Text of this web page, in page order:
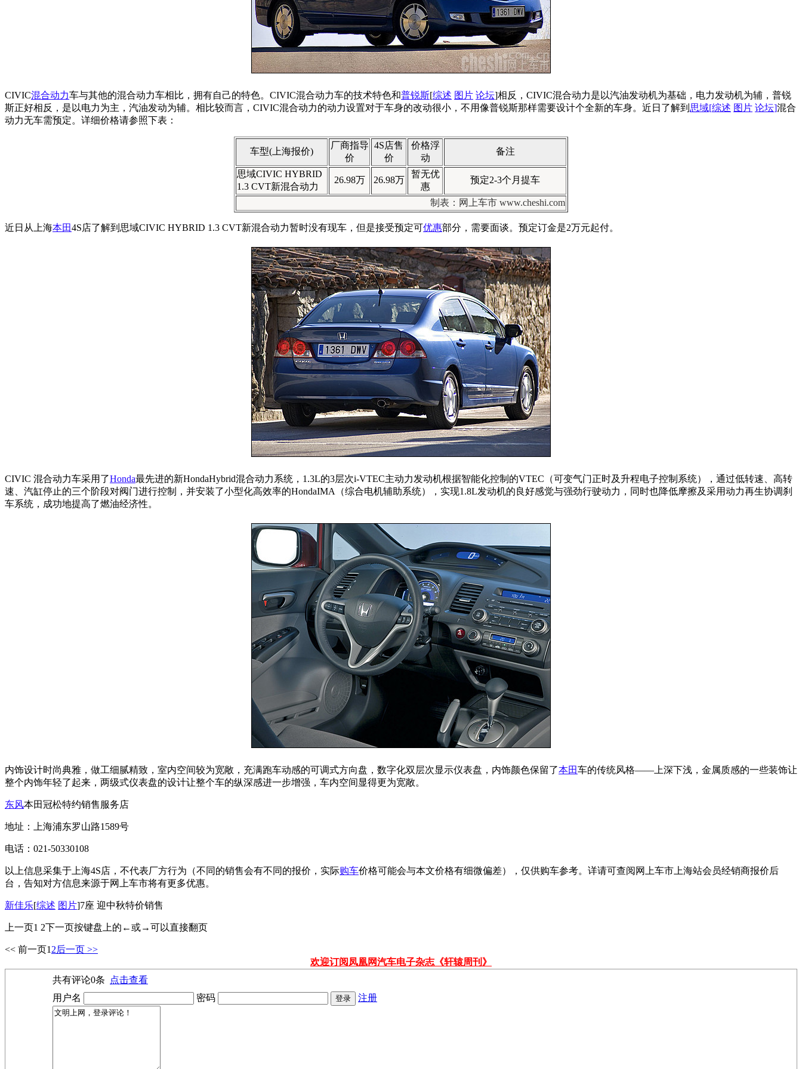
CIVIC混合动力车与其他的混合动力车相比，拥有自己的特色。CIVIC混合动力车的技术特色和普锐斯[综述 图片 论坛]相反，CIVIC混合动力是以汽油发动机为基础，电力发动机为辅，普锐
斯正好相反，是以电力为主，汽油发动为辅。相比较而言，CIVIC混合动力的动力设置对于车身的改动很小，不用像普锐斯那样需要设计个全新的车身。近日了解到 思域[综述 图片 论坛]混合
动力无车需预定。详细价格请参照下表：
车型(上海报价)
厂商指导
价
4S店售
价
价格浮
动
备注
思域CIVIC HYBRID
1.3 CVT新混合动力
26.98万 26.98万
暂无优
惠
预定2-3个月提车
制表：网上车市 www.cheshi.com
近日从上海本田4S店了解到思域CIVIC HYBRID 1.3 CVT新混合动力暂时没有现车，但是接受预定可优惠部分，需要面谈。预定订金是2万元起付。
CIVIC 混合动力车采用了Honda最先进的新HondaHybrid混合动力系统，1.3L的3层次i-VTEC主动力发动机根据智能化控制的VTEC（可变气门正时及升程电子控制系统），通过低转速、高转
速、汽缸停止的三个阶段对阀门进行控制，并安装了小型化高效率的HondaIMA（综合电机辅助系统），实现1.8L发动机的良好感觉与强劲行驶动力，同时也降低摩擦及采用动力再生协调刹
车系统，成功地提高了燃油经济性。
内饰设计时尚典雅，做工细腻精致，室内空间较为宽敞，充满跑车动感的可调式方向盘，数字化双层次显示仪表盘，内饰颜色保留了本田车的传统风格——上深下浅，金属质感的一些装饰让
整个内饰年轻了起来，两级式仪表盘的设计让整个车的纵深感进一步增强，车内空间显得更为宽敞。
东风本田冠松特约销售服务店
地址：上海浦东罗山路1589号
电话：021-50330108
以上信息采集于上海4S店，不代表厂方行为（不同的销售会有不同的报价，实际购车价格可能会与本文价格有细微偏差），仅供购车参考。详请可查阅网上车市上海站会员经销商报价后
台，告知对方信息来源于网上车市将有更多优惠。
新佳乐[综述 图片]7座 迎中秋特价销售
上一页1 2下一页按键盘上的←或→可以直接翻页
<< 前一页1 2后一页 >>
欢迎订阅凤凰网汽车电子杂志《轩辕周刊》
共有评论0条
点击查看
用户名
密码 注册